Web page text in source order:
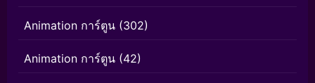
Animation การ์ตูน (302)
Animation การ์ตูน (42)